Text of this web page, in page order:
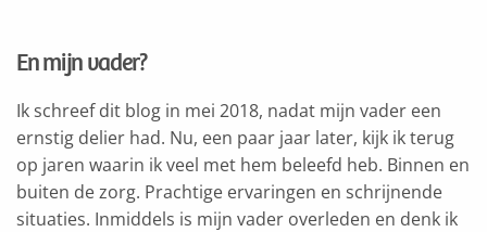
En mijn vader?
Ik schreef dit blog in mei 2018, nadat mijn vader een
ernstig delier had. Nu, een paar jaar later, kijk ik terug
op jaren waarin ik veel met hem beleefd heb. Binnen en
buiten de zorg. Prachtige ervaringen en schrijnende
situaties. Inmiddels is mijn vader overleden en denk ik